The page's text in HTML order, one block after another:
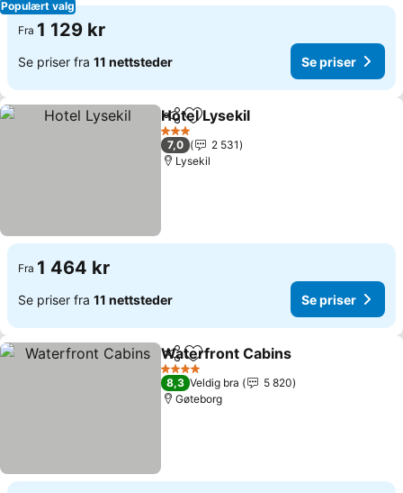
Populært valg
Fra 1 129 kr
Se priser fra 11 nettsteder Se priser
Del Legg til i favoritter
Hotel Lysekil
3 Stjerner
7,0
2 531
Lysekil
Fra 1 464 kr
Se priser fra 11 nettsteder Se priser
Del Legg til i favoritter
Waterfront Cabins
4 Stjerner
8,3 Veldig bra
5 820
Gøteborg